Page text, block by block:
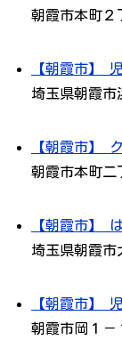
朝霞市本町２
【朝霞市】
埼玉県朝霞市
【朝霞市】
朝霞市本町二
【朝霞市】
埼玉県朝霞市
【朝霞市】
朝霞市岡１－